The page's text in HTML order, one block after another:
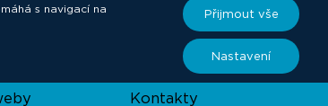
s navigací na
Přijmout vše
Nastavení
Kontakty